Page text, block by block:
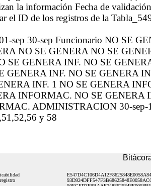
la información Fecha de
el ID de los registros de la
sep 30-sep Funcionario NO SE
NO SE GENERA NO SE
SE GENERA INF. NO SE
GENERA INF. NO SE GENERA
INF. 1 NO SE GENERA
INFORMAC. NO SE GENERA
ADMINISTRACION 30-sep-
y 58